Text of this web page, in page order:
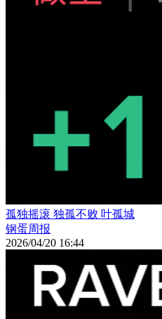
孤独摇滚 独孤不败 叶孤城
钢蛋周报
2026/04/20 16:44